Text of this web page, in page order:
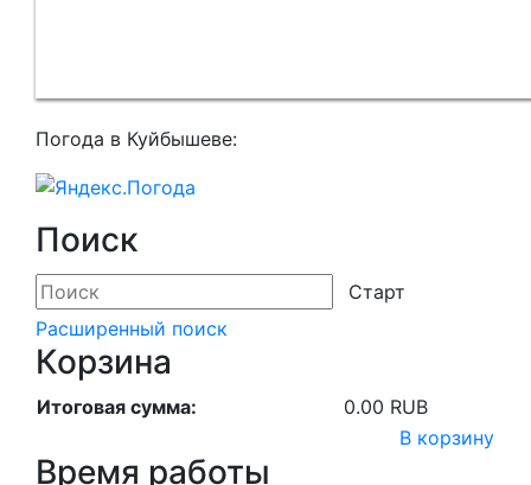
Погода в Куйбышеве:
Поиск
Расширенный поиск
Корзина
Итоговая сумма:
0.00 RUB
В корзину
Время работы